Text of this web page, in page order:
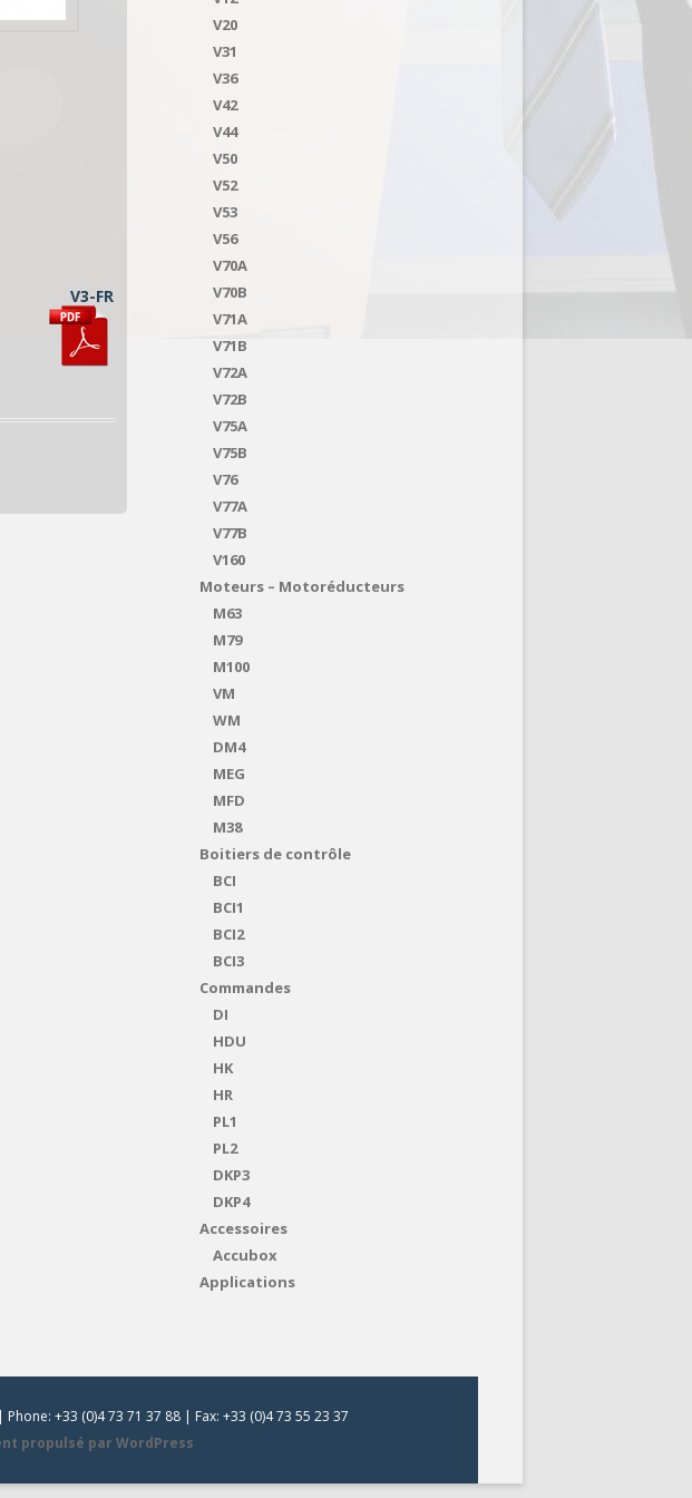
V3-FR
V20
V31
V36
V42
V44
V50
V52
V53
V56
V70A
V70B
V71A
V71B
V72A
V72B
V75A
V75B
V76
V77A
V77B
V160
Moteurs – Motoréducteurs
M63
M79
M100
VM
WM
DM4
MEG
MFD
M38
Boitiers de contrôle
BCI
BCI1
BCI2
BCI3
Commandes
DI
HDU
HK
HR
PL1
PL2
DKP3
DKP4
Accessoires
Accubox
Applications
+33 (0)4 73 71 37 88 | Fax: +33 (0)4 73 55 23 37
propulsé par WordPress